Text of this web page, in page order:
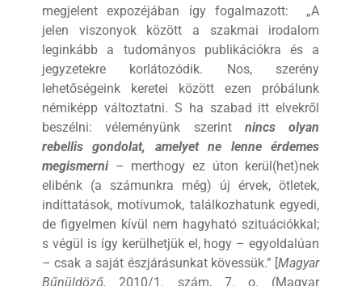
megjelent expozéjában így fogalmazott: „A
jelen viszonyok között a szakmai irodalom
leginkább a tudományos publikációkra és a
jegyzetekre korlátozódik. Nos, szerény
lehetőségeink keretei között ezen próbálunk
némiképp változtatni. S ha szabad itt elvekről
beszélni: véleményünk szerint nincs olyan
rebellis gondolat, amelyet ne lenne érdemes
megismerni– merthogy ez úton kerül(het)nek
elibénk (a számunkra még) új érvek, ötletek,
indíttatások, motívumok, találkozhatunk egyedi,
de figyelmen kívül nem hagyható szituációkkal;
s végül is így kerülhetjük el, hogy – egyoldalúan
– csak a saját észjárásunkat kövessük.” [Magyar
Bűnüldöző, 2010/1. szám, 7. o. (Magyar